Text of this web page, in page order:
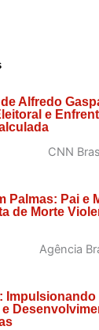
Alfredo
e
Palmas: Pai e
de Morte
Impulsionando